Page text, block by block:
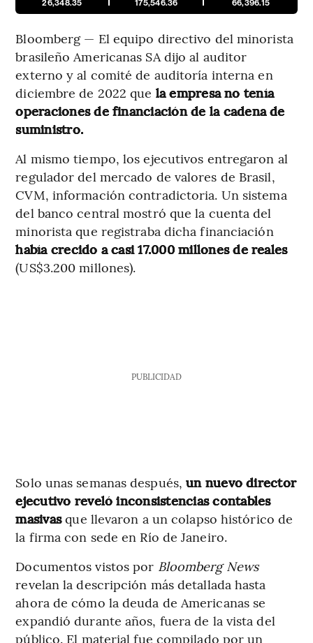
26,348.35
175,546.36
66,396.15
Bloomberg — El equipo directivo del minorista
brasileño Americanas SA dijo al auditor
externo y al comité de auditoría interna en
diciembre de 2022 que la empresa no tenía
operaciones de financiación de la cadena de
suministro.
Al mismo tiempo, los ejecutivos entregaron al
regulador del mercado de valores de Brasil,
CVM, información contradictoria. Un sistema
del banco central mostró que la cuenta del
minorista que registraba dicha financiación
había crecido a casi 17.000 millones de reales
(US$3.200 millones).
PUBLICIDAD
Solo unas semanas después,un nuevo director
ejecutivo reveló inconsistencias contables
masivasque llevaron a un colapso histórico de
la firma con sede en Río de Janeiro.
Documentos vistos por Bloomberg News
revelan la descripción más detallada hasta
ahora de cómo la deuda de Americanas se
expandió durante años, fuera de la vista del
público. El material fue compilado por un